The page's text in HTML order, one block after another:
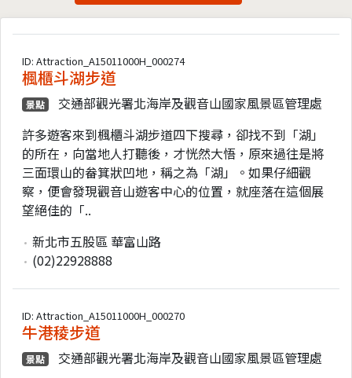
ID: Attraction_A15011000H_000274
楓櫃斗湖步道
景點
交通部觀光署北海岸及觀音山國家風景區管理處
許多遊客來到楓櫃斗湖步道四下搜尋，卻找不到「湖」
的所在，向當地人打聽後，才恍然大悟，原來過往是將
三面環山的畚箕狀凹地，稱之為「湖」。如果仔細觀
察，便會發現觀音山遊客中心的位置，就座落在這個展
望絕佳的「..
新北市五股區 華富山路
(02)22928888
ID: Attraction_A15011000H_000270
牛港稜步道
景點
交通部觀光署北海岸及觀音山國家風景區管理處